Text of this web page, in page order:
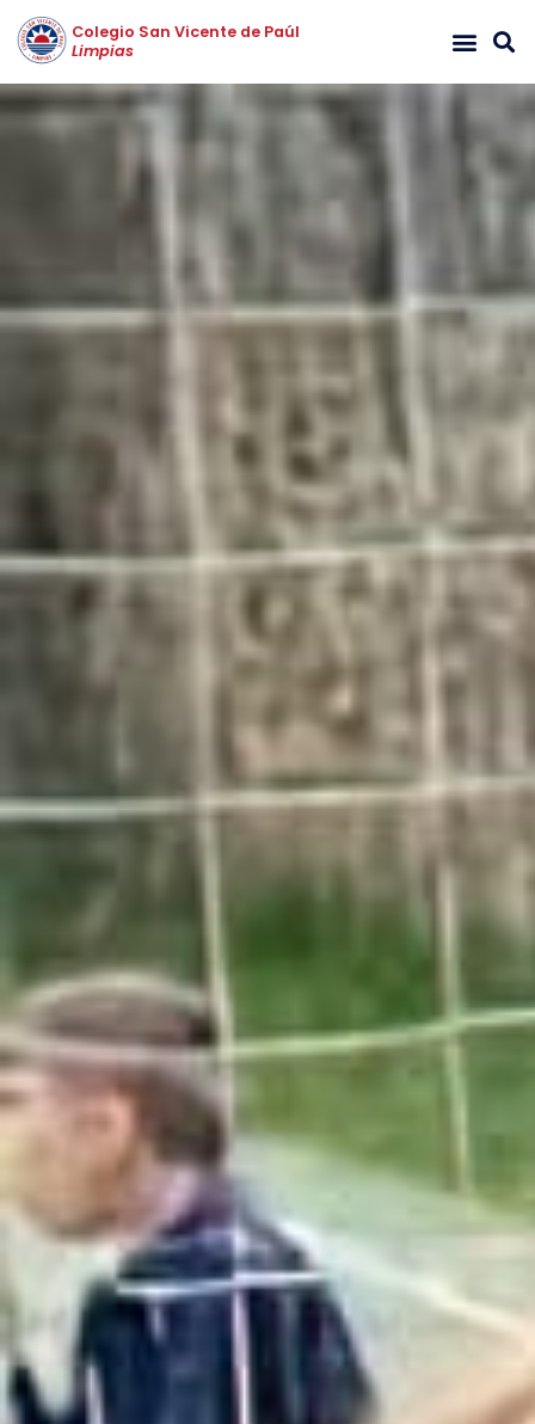
Colegio San Vicente de Paúl
Limpias